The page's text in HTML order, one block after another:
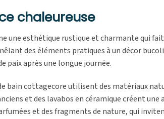
chaleureuse
une esthétique rustique et charmante qui fait
des éléments pratiques à un décor
paix après une longue journée.
bain cottagecore utilisent des matériaux
et des lavabos en céramique créent une
et des fragments de nature, qui